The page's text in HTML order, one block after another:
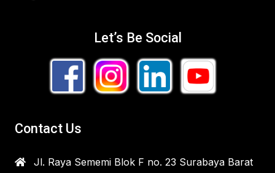
Let’s Be Social
Contact Us
Jl. Raya Sememi Blok F no. 23 Surabaya Barat